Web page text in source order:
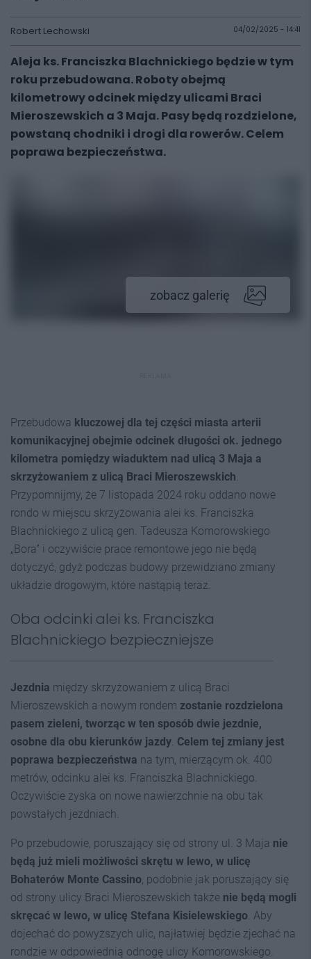
Robert Lechowski 04/02/2025 - 14:41
Aleja ks. Franciszka Blachnickiego będzie w tym
roku przebudowana. Roboty obejmą
kilometrowy odcinek między ulicami Braci
Mieroszewskich a 3 Maja. Pasy będą rozdzielone,
powstaną chodniki i drogi dla rowerów. Celem
poprawa bezpieczeństwa.
zobacz galerię
Przebudowa kluczowej dla tej części miasta arterii
komunikacyjnej obejmie odcinek długości ok. jednego
kilometra pomiędzy wiaduktem nad ulicą 3 Maja a
skrzyżowaniem z ulicą Braci Mieroszewskich.
Przypomnijmy, że 7 listopada 2024 roku oddano nowe
rondo w miejscu skrzyżowania alei ks. Franciszka
Blachnickiego z ulicą gen. Tadeusza Komorowskiego
„Bora” i oczywiście prace remontowe jego nie będą
dotyczyć, gdyż podczas budowy przewidziano zmiany
układzie drogowym, które nastąpią teraz.
Oba odcinki alei ks. Franciszka
Blachnickiego bezpieczniejsze
Jezdnia między skrzyżowaniem z ulicą Braci
Mieroszewskich a nowym rondem zostanie rozdzielona
pasem zieleni, tworząc w ten sposób dwie jezdnie,
osobne dla obu kierunków jazdy. Celem tej zmiany jest
poprawa bezpieczeństwa na tym, mierzącym ok. 400
metrów, odcinku alei ks. Franciszka Blachnickiego.
Oczywiście zyska on nowe nawierzchnie na obu tak
powstałych jezdniach.
Po przebudowie, poruszający się od strony ul. 3 Maja nie
będą już mieli możliwości skrętu w lewo, w ulicę
Bohaterów Monte Cassino, podobnie jak poruszający się
od strony ulicy Braci Mieroszewskich także nie będą mogli
skręcać w lewo, w ulicę Stefana Kisielewskiego. Aby
dojechać do powyższych ulic, najłatwiej będzie zjechać na
rondzie w odpowiednią odnogę ulicy Komorowskiego.